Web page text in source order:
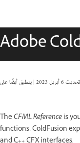
Adobe
تحديث6 أبريل 2023 |
TheCFML Referenceis
functions, ColdFusion